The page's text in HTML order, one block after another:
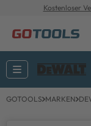
Kostenloser
GOTOOLS MARKEN